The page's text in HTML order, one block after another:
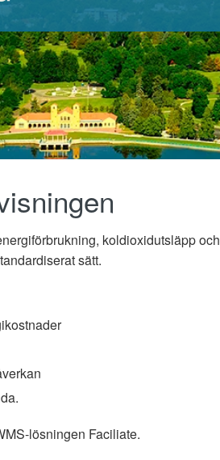
koldioxidutsläpp och
sätt.
lösningen Faciliate.